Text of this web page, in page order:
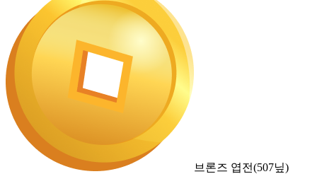
브론즈 엽전(507닢)